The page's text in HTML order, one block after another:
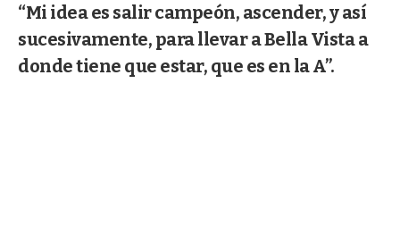
“Mi idea es salir campeón, ascender, y así
sucesivamente, para llevar a Bella Vista a
donde tiene que estar, que es en la A”.